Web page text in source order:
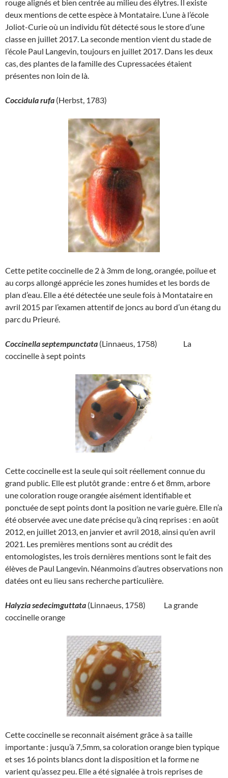
rouge alignés et bien centrée au milieu des élytres. Il existe
deux mentions de cette espèce à Montataire. L’une à l’école
Joliot-Curie où un individu fût détecté sous le store d’une
classe en juillet 2017. La seconde mention vient du stade de
l’école Paul Langevin, toujours en juillet 2017. Dans les deux
cas, des plantes de la famille des Cupressacées étaient
présentes non loin de là.
Coccidula rufa (Herbst, 1783)
Cette petite coccinelle de 2 à 3mm de long, orangée, poilue et
au corps allongé apprécie les zones humides et les bords de
plan d’eau. Elle a été détectée une seule fois à Montataire en
avril 2015 par l’examen attentif de joncs au bord d’un étang du
parc du Prieuré.
Coccinella septempunctata (Linnaeus, 1758) La
coccinelle à sept points
Cette coccinelle est la seule qui soit réellement connue du
grand public. Elle est plutôt grande : entre 6 et 8mm, arbore
une coloration rouge orangée aisément identifiable et
ponctuée de sept points dont la position ne varie guère. Elle n’a
été observée avec une date précise qu’à cinq reprises : en août
2012, en juillet 2013, en janvier et avril 2018, ainsi qu’en avril
2021. Les premières mentions sont au crédit des
entomologistes, les trois dernières mentions sont le fait des
élèves de Paul Langevin. Néanmoins d’autres observations non
datées ont eu lieu sans recherche particulière.
Halyzia sedecimguttata (Linnaeus, 1758) La grande
coccinelle orange
Cette coccinelle se reconnait aisément grâce à sa taille
importante : jusqu’à 7,5mm, sa coloration orange bien typique
et ses 16 points blancs dont la disposition et la forme ne
varient qu’assez peu. Elle a été signalée à trois reprises de